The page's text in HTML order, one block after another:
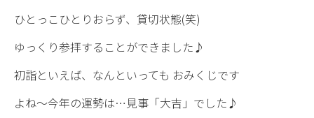
ひとっこひとりおらず、貸切状態(笑)
ゆっくり参拝することができました♪
初詣といえば、なんといっても おみくじです
よね〜今年の運勢は…見事「大吉」でした♪